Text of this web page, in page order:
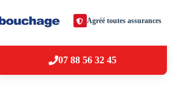
Agréé toutes assurances
07 88 56 32 45